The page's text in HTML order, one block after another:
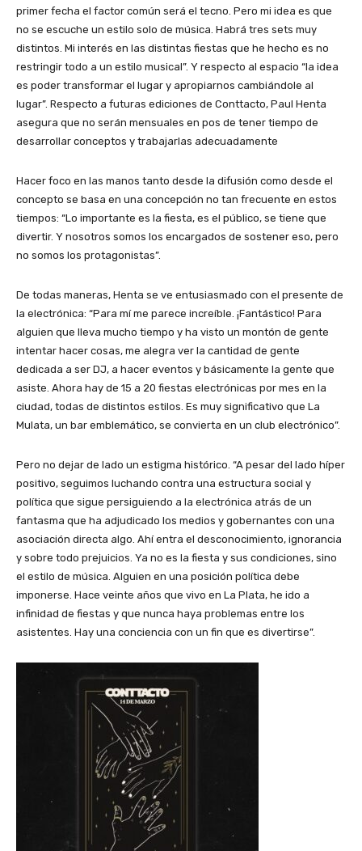
primer fecha el factor común será el tecno. Pero mi idea es que
no se escuche un estilo solo de música. Habrá tres sets muy
distintos. Mi interés en las distintas fiestas que he hecho es no
restringir todo a un estilo musical”. Y respecto al espacio “la idea
es poder transformar el lugar y apropiarnos cambiándole al
lugar”. Respecto a futuras ediciones de Conttacto, Paul Henta
asegura que no serán mensuales en pos de tener tiempo de
desarrollar conceptos y trabajarlas adecuadamente
Hacer foco en las manos tanto desde la difusión como desde el
concepto se basa en una concepción no tan frecuente en estos
tiempos: “Lo importante es la fiesta, es el público, se tiene que
divertir. Y nosotros somos los encargados de sostener eso, pero
no somos los protagonistas”.
De todas maneras, Henta se ve entusiasmado con el presente de
la electrónica: “Para mí me parece increíble. ¡Fantástico! Para
alguien que lleva mucho tiempo y ha visto un montón de gente
intentar hacer cosas, me alegra ver la cantidad de gente
dedicada a ser DJ, a hacer eventos y básicamente la gente que
asiste. Ahora hay de 15 a 20 fiestas electrónicas por mes en la
ciudad, todas de distintos estilos. Es muy significativo que La
Mulata, un bar emblemático, se convierta en un club electrónico”.
Pero no dejar de lado un estigma histórico. “A pesar del lado híper
positivo, seguimos luchando contra una estructura social y
política que sigue persiguiendo a la electrónica atrás de un
fantasma que ha adjudicado los medios y gobernantes con una
asociación directa algo. Ahí entra el desconocimiento, ignorancia
y sobre todo prejuicios. Ya no es la fiesta y sus condiciones, sino
el estilo de música. Alguien en una posición política debe
imponerse. Hace veinte años que vivo en La Plata, he ido a
infinidad de fiestas y que nunca haya problemas entre los
asistentes. Hay una conciencia con un fin que es divertirse”.